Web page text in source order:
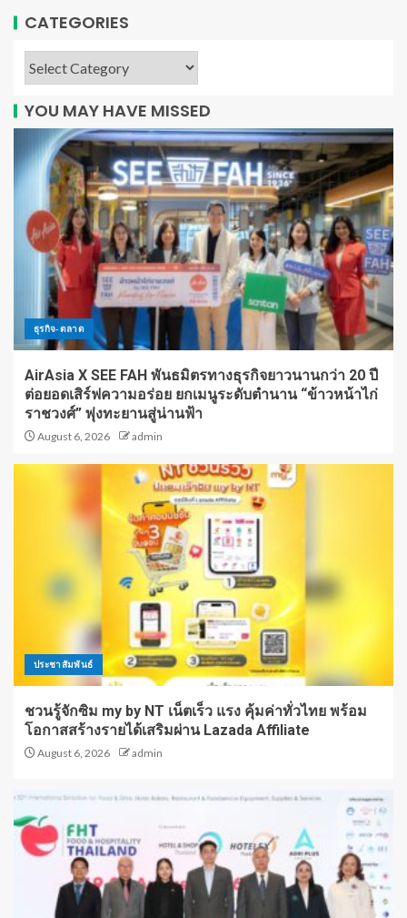
CATEGORIES
YOU MAY HAVE MISSED
ธุรกิจ-ตลาด
AirAsia X SEE FAH พันธมิตรทางธุรกิจยาวนานกว่า 20 ปี
ต่อยอดเสิร์ฟความอร่อย ยกเมนูระดับตำนาน “ข้าวหน้าไก่
ราชวงศ์” พุ่งทะยานสู่น่านฟ้า
August 6, 2026 admin
ประชาสัมพันธ์
ชวนรู้จักซิม my by NT เน็ตเร็ว แรง คุ้มค่าทั่วไทย พร้อม
โอกาสสร้างรายได้เสริมผ่าน Lazada Affiliate
August 6, 2026 admin